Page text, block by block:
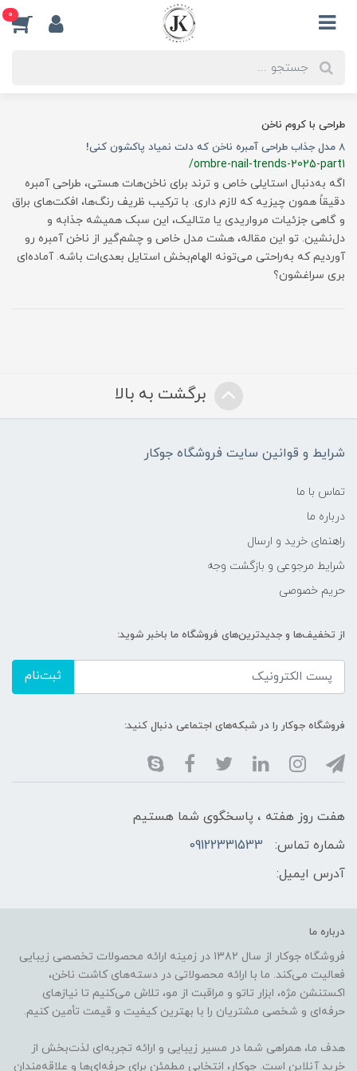
0
طراحی با کروم ناخن
8 مدل جذاب طراحی آمبره ناخن که دلت نمیاد پاکشون کنی!
/ombre-nail-trends-2025-part1
اگه به‌دنبال استایلی خاص و ترند برای ناخن‌هات هستی، طراحی آمبره
دقیقاً همون چیزیه که لازم داری. با ترکیب ظریف رنگ‌ها، افکت‌های براق
و گاهی جزئیات مرواریدی یا متالیک، این سبک همیشه جذابه و
دل‌نشین. تو این مقاله، هشت مدل خاص و چشم‌گیر از ناخن آمبره رو
آوردیم که به‌راحتی می‌تونه الهام‌بخش استایل بعدی‌ات باشه. آماده‌ای
بری سراغشون؟
برگشت به بالا
شرایط و قوانین سایت فروشگاه جوکار
تماس با ما
درباره ما
راهنمای خرید و ارسال
شرایط مرجوعی و بازگشت وجه
حریم خصوصی
از تخفیف‌ها و جدیدترین‌های فروشگاه ما باخبر شوید:
ثبت‌نام
فروشگاه جوکار را در شبکه‌های اجتماعی دنبال کنید:
هفت روز هفته ، پاسخگوی شما هستیم
شماره تماس:
09122331533
آدرس ایمیل:
درباره ما
فروشگاه جوکار از سال ۱۳۸۲ در زمینه ارائه محصولات تخصصی زیبایی
فعالیت می‌کند. ما با ارائه محصولاتی در دسته‌های کاشت ناخن،
اکستنشن مژه، ابزار تاتو و مراقبت از مو، تلاش می‌کنیم تا نیازهای
حرفه‌ای و شخصی مشتریان را با بهترین کیفیت و قیمت تأمین کنیم.
هدف ما، همراهی شما در مسیر زیبایی و ارائه تجربه‌ای لذت‌بخش از
خرید آنلاین است. جوکار، انتخابی مطمئن برای حرفه‌ای‌ها و علاقه‌مندان